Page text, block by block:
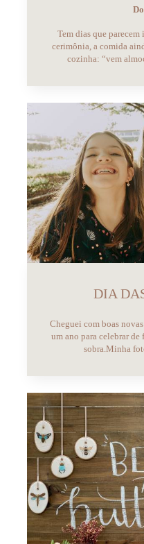
Tem dias que parecem
cerimônia, a comida
cozinha: “vem
DIA
Cheguei com boas
um ano para celebrar de
sobra.Minha